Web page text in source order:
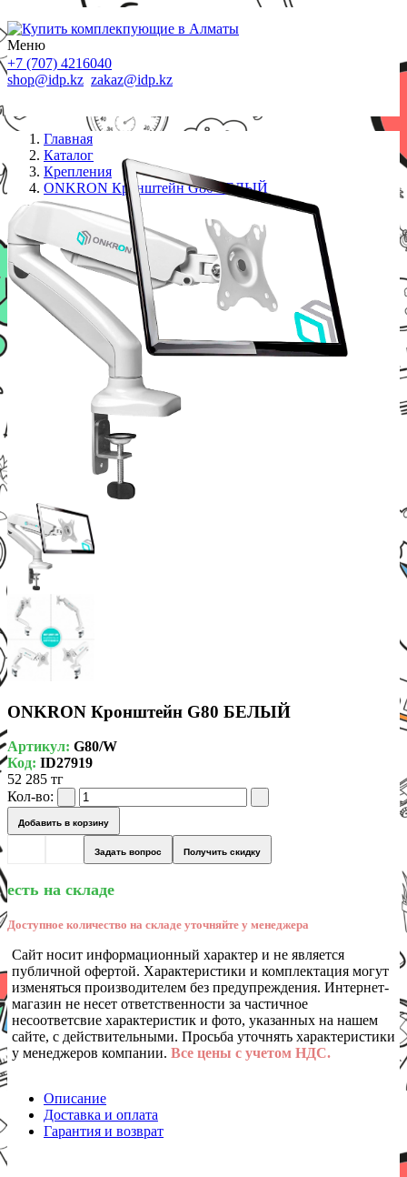
Меню
+7 (707) 4216040
shop@idp.kz zakaz@idp.kz
Главная
Каталог
Крепления
ONKRON Кронштейн G80 БЕЛЫЙ
ONKRON Кронштейн G80 БЕЛЫЙ
Артикул: G80/W
Код: ID27919
52 285 тг
Кол-во:
Добавить в корзину
Задать вопрос Получить скидку
есть на складе
Доступное количество на складе уточняйте у менеджера
Сайт носит информационный характер и не является
публичной офертой. Характеристики и комплектация могут
изменяться производителем без предупреждения. Интернет-
магазин не несет ответственности за частичное
несоответсвие характеристик и фото, указанных на нашем
сайте, с действительными. Просьба уточнять характеристики
у менеджеров компании. Все цены с учетом НДС.
Описание
Доставка и оплата
Гарантия и возврат